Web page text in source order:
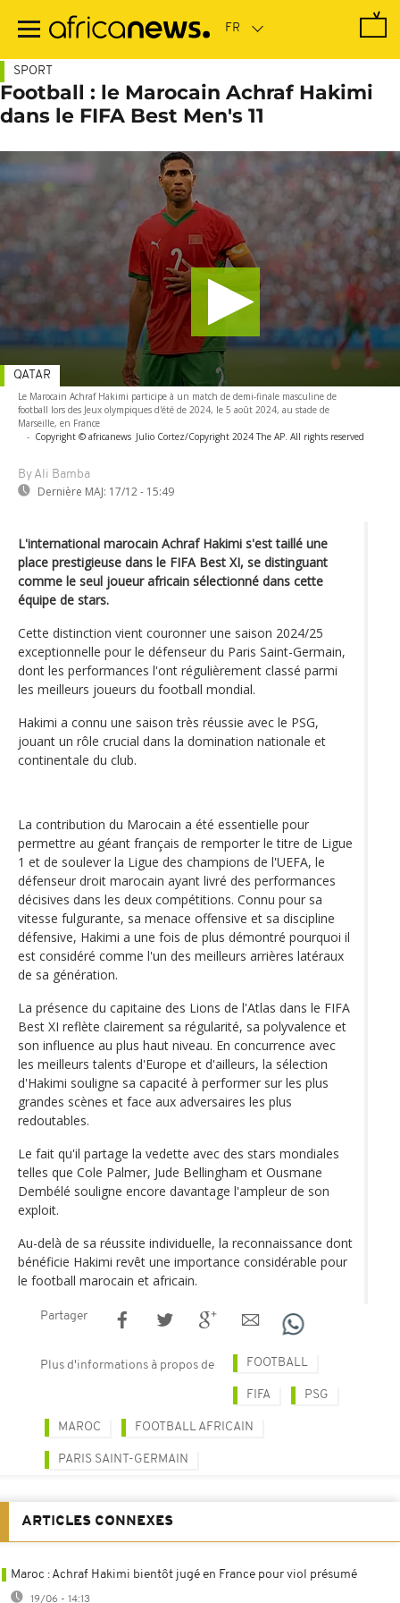
contenu
SPORT
Football : le Marocain Achraf Hakimi
dans le FIFA Best Men's 11
Le Marocain Achraf Hakimi participe à un match de demi-finale masculine de
football lors des Jeux olympiques d'été de 2024, le 5 août 2024, au stade de
Marseille, en France
- Copyright © africanews Julio Cortez/Copyright 2024 The AP. All rights reserved
By Ali Bamba
Dernière MAJ: 17/12 - 15:49
QATAR
L'international marocain Achraf Hakimi s'est taillé une
place prestigieuse dans le FIFA Best XI, se distinguant
comme le seul joueur africain sélectionné dans cette
équipe de stars.
Cette distinction vient couronner une saison 2024/25
exceptionnelle pour le défenseur du Paris Saint-Germain,
dont les performances l'ont régulièrement classé parmi
les meilleurs joueurs du football mondial.
Hakimi a connu une saison très réussie avec le PSG,
jouant un rôle crucial dans la domination nationale et
continentale du club.
La contribution du Marocain a été essentielle pour
permettre au géant français de remporter le titre de Ligue
1 et de soulever la Ligue des champions de l'UEFA, le
défenseur droit marocain ayant livré des performances
décisives dans les deux compétitions. Connu pour sa
vitesse fulgurante, sa menace offensive et sa discipline
défensive, Hakimi a une fois de plus démontré pourquoi il
est considéré comme l'un des meilleurs arrières latéraux
de sa génération.
La présence du capitaine des Lions de l'Atlas dans le FIFA
Best XI reflète clairement sa régularité, sa polyvalence et
son influence au plus haut niveau. En concurrence avec
les meilleurs talents d'Europe et d'ailleurs, la sélection
d'Hakimi souligne sa capacité à performer sur les plus
grandes scènes et face aux adversaires les plus
redoutables.
Le fait qu'il partage la vedette avec des stars mondiales
telles que Cole Palmer, Jude Bellingham et Ousmane
Dembélé souligne encore davantage l'ampleur de son
exploit.
Au-delà de sa réussite individuelle, la reconnaissance dont
bénéficie Hakimi revêt une importance considérable pour
le football marocain et africain.
Partager
Plus d'informations à propos de FOOTBALL
FIFA PSG
MAROC FOOTBALL AFRICAIN
PARIS SAINT-GERMAIN
ARTICLES CONNEXES
Maroc : Achraf Hakimi bientôt jugé en France pour viol présumé
19/06 - 14:13